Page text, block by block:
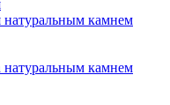
натуральным камнем
натуральным камнем